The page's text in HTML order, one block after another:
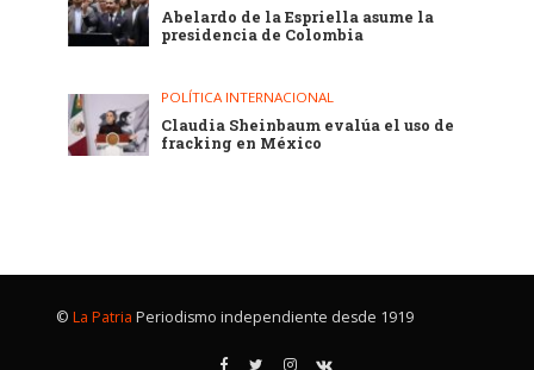
Abelardo de la Espriella asume la
presidencia de Colombia
POLÍTICA INTERNACIONAL
Claudia Sheinbaum evalúa el uso de
fracking en México
© La Patria Periodismo independiente desde 1919